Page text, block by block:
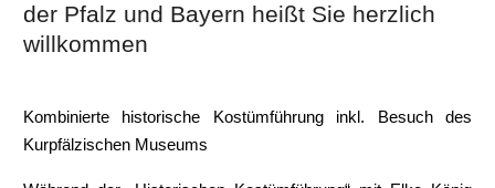
der Pfalz und Bayern heißt Sie herzlich
willkommen
Kombinierte historische Kostümführung inkl. Besuch des
Kurpfälzischen Museums